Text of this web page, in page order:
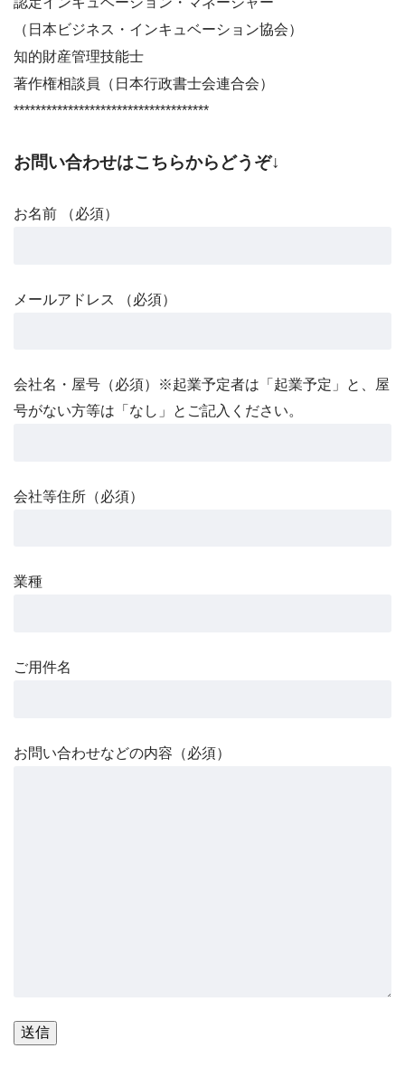
（日本ビジネス・インキュベーション協会）
知的財産管理技能士
著作権相談員（日本行政書士会連合会）
************************************
お問い合わせはこちらからどうぞ↓
お名前 （必須）
メールアドレス （必須）
会社名・屋号（必須）※起業予定者は「起業予定」と、屋
号がない方等は「なし」とご記入ください。
会社等住所（必須）
業種
ご用件名
お問い合わせなどの内容（必須）